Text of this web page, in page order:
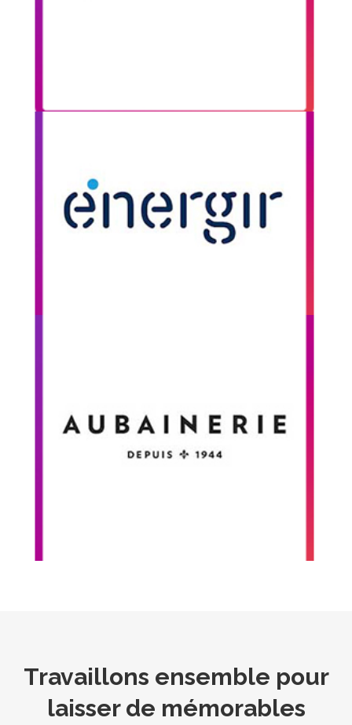
Cossette Communication a choisi Artecycle pour
représenter le développement durable lors de la
campagne de transformation de Gaz Metro.
Artecycle BMX a été choisi pour représenter les
talents du Québec lors de la campagne
Travaillons ensemble pour
laisser de mémorables